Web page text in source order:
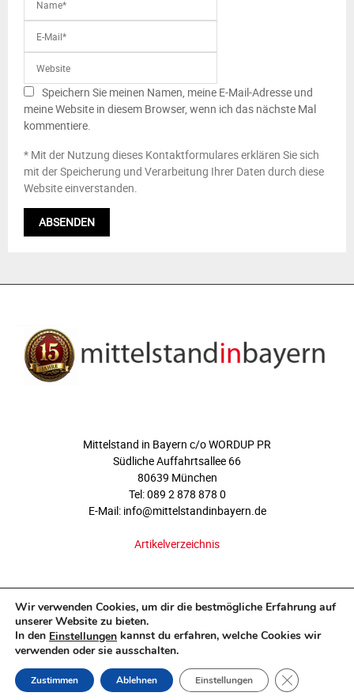
Speichern Sie meinen Namen, meine E-Mail-Adresse und
meine Website in diesem Browser, wenn ich das nächste Mal
kommentiere.
* Mit der Nutzung dieses Kontaktformulares erklären Sie sich
mit der Speicherung und Verarbeitung Ihrer Daten durch diese
Website einverstanden.
Mittelstand in Bayern c/o WORDUP PR
Südliche Auffahrtsallee 66
80639 München
Tel: 089 2 878 878 0
E-Mail: info@mittelstandinbayern.de
Artikelverzeichnis
©2012-2023 - www.mittelstandinbayern.de.
Wir verwenden Cookies, um dir die bestmögliche Erfahrung auf
unserer Website zu bieten.
In den Einstellungen kannst du erfahren, welche Cookies wir
verwenden oder sie ausschalten.
Zustimmen Ablehnen Einstellungen GDPR